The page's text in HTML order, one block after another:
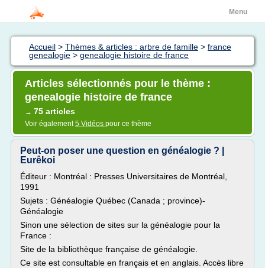
Menu
Accueil > Thèmes & articles : arbre de famille > france
genealogie > genealogie histoire de france
Articles sélectionnés pour le thème :
genealogie histoire de france
→ 75 articles
Voir également5 Vidéos pour ce thème
Peut-on poser une question en généalogie ? |
Eurêkoi
Éditeur : Montréal : Presses Universitaires de Montréal,
1991
Sujets : Généalogie Québec (Canada ; province)-
Généalogie
Sinon une sélection de sites sur la généalogie pour la
France :
Site de la bibliothèque française de généalogie.
Ce site est consultable en français et en anglais. Accès libre